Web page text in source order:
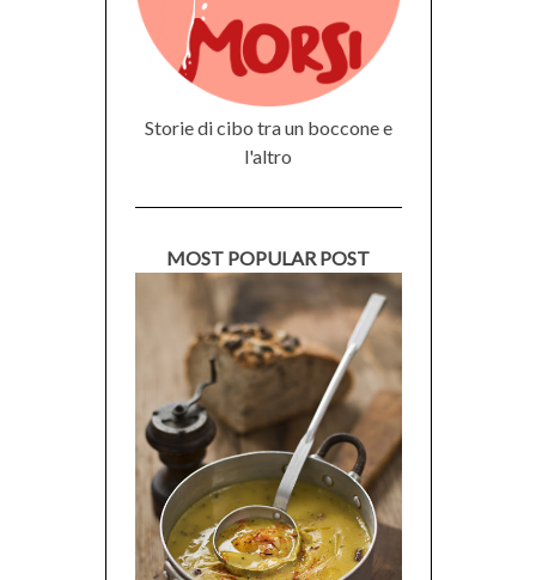
Storie di cibo tra un boccone e
l'altro
MOST POPULAR POST